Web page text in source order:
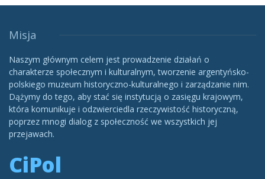
Misja
Naszym głównym celem jest prowadzenie działań o
charakterze społecznym i kulturalnym, tworzenie argentyńsko-
polskiego muzeum historyczno-kulturalnego i zarządzanie nim.
Dążymy do tego, aby stać się instytucją o zasięgu krajowym,
która komunikuje i odzwierciedla rzeczywistość historyczną,
poprzez mnogi dialog z społeczność we wszystkich jej
przejawach.
CiPol